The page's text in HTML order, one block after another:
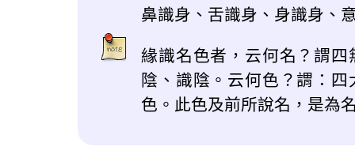
鼻識身、舌識身、身識身、
緣識名色者，云何名？謂
陰、識陰。云何色？謂：
色。此色及前所說名，是為